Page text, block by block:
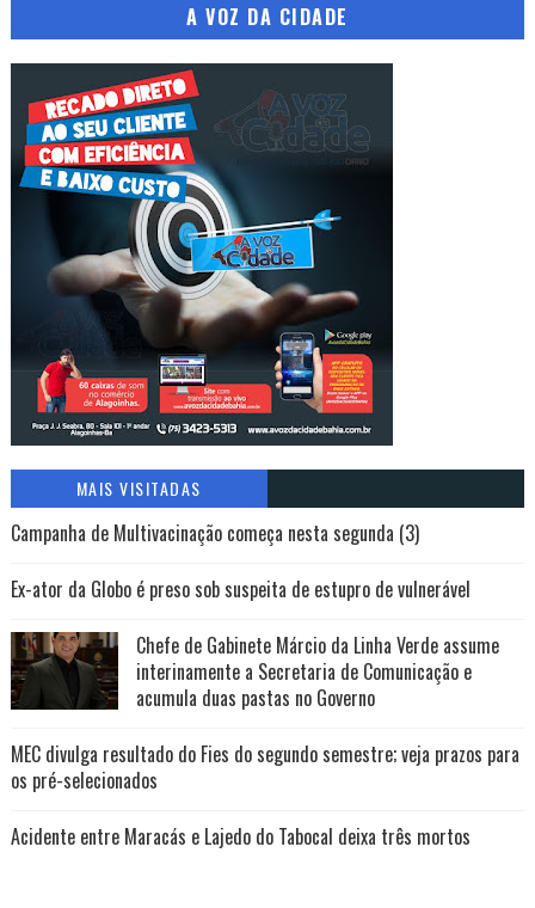
A VOZ DA CIDADE
MAIS VISITADAS
Campanha de Multivacinação começa nesta segunda (3)
Ex-ator da Globo é preso sob suspeita de estupro de vulnerável
Chefe de Gabinete Márcio da Linha Verde assume
interinamente a Secretaria de Comunicação e
acumula duas pastas no Governo
MEC divulga resultado do Fies do segundo semestre; veja prazos para
os pré-selecionados
Acidente entre Maracás e Lajedo do Tabocal deixa três mortos